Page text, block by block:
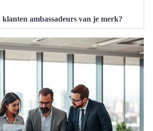
ambassadeurs van je merk?